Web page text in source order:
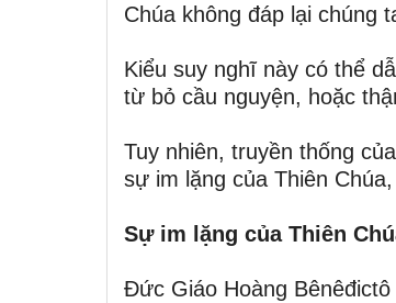
Chúa không đáp lại chúng
Kiểu suy nghĩ này có thể
từ bỏ cầu nguyện, hoặc
Tuy nhiên, truyền thống
sự im lặng của Thiên
Sự im lặng của Thiên
Đức Giáo Hoàng